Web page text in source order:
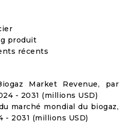
produit
récents
Market Revenue, par
- 2031 (millions USD)
marché mondial du biogaz,
- 2031 (millions USD)